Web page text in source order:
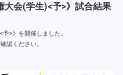
大会(学生)<予>》試合結果
>》を開催しました。
認ください。